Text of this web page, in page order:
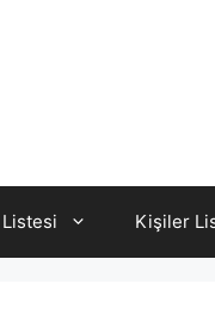
Kişiler